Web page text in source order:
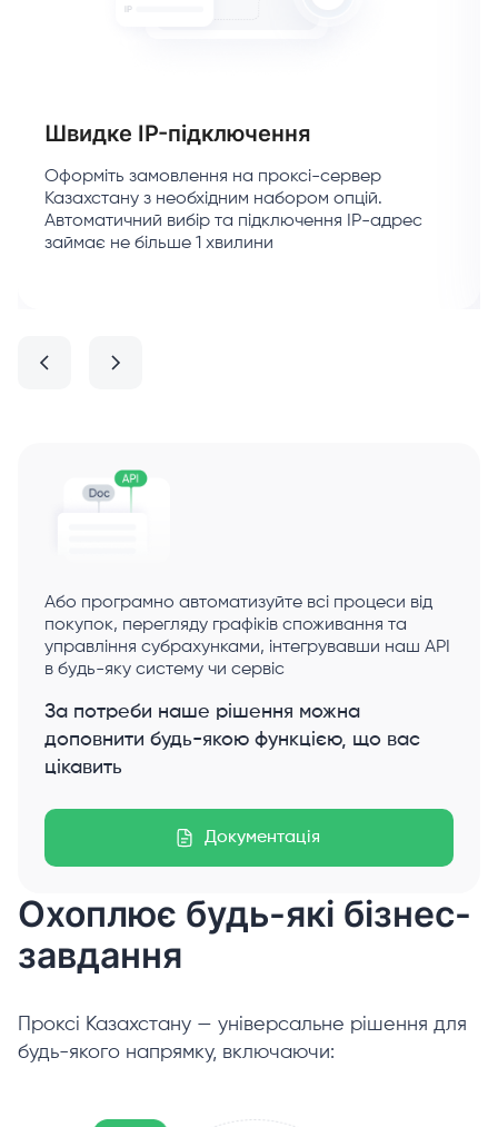
Швидке IP-підключення
Оформіть замовлення на проксі-сервер
Казахстану з необхідним набором опцій.
Автоматичний вибір та підключення IP-адрес
займає не більше 1 хвилини
Або програмно автоматизуйте всі процеси від
покупок, перегляду графіків споживання та
управління субрахунками, інтегрувавши наш API
в будь-яку систему чи сервіс
За потреби наше рішення можна
доповнити будь-якою функцією, що вас
цікавить
Документація
Охоплює будь-які бізнес-
завдання
Проксі Казахстану — універсальне рішення для
будь-якого напрямку, включаючи: